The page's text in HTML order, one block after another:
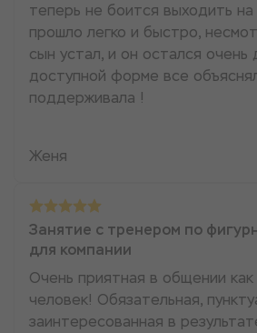
теперь не боится выходить
прошло легко и быстро,
сын устал, и он остался очень
доступной форме все
поддерживала !
Женя
Занятие с тренером по
для компании
Очень приятная в общении
человек! Обязательная,
заинтересованная в